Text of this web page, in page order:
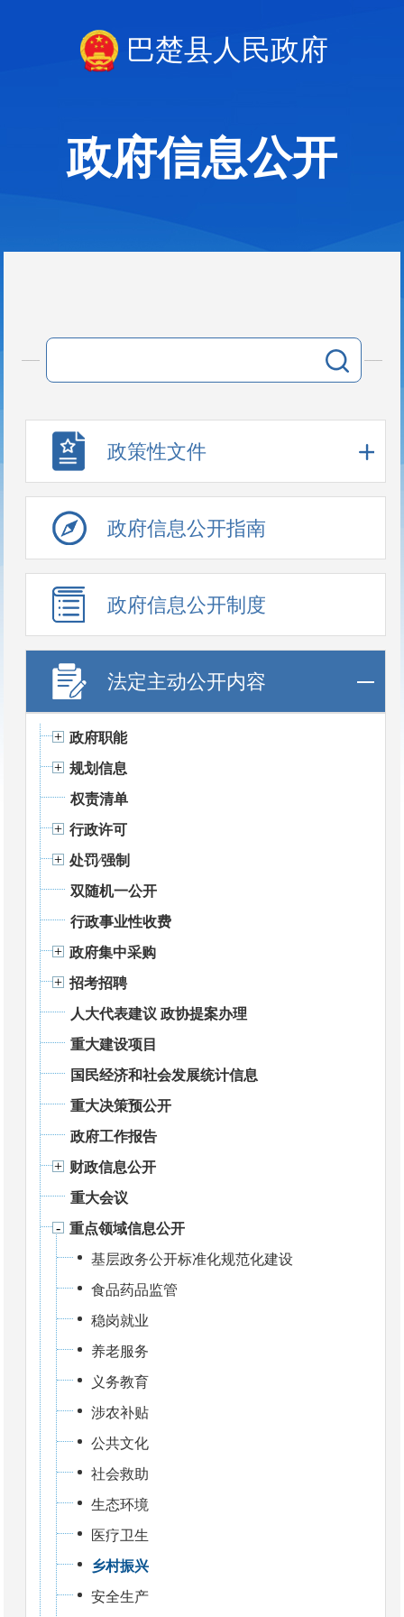
巴楚县人民政府
政府信息公开
政策性文件
政府信息公开指南
政府信息公开制度
法定主动公开内容
政府职能
规划信息
权责清单
行政许可
处罚⁄强制
双随机一公开
行政事业性收费
政府集中采购
招考招聘
人大代表建议 政协提案办理
重大建设项目
国民经济和社会发展统计信息
重大决策预公开
政府工作报告
财政信息公开
重大会议
重点领域信息公开
基层政务公开标准化规范化建设
食品药品监管
稳岗就业
养老服务
义务教育
涉农补贴
公共文化
社会救助
生态环境
医疗卫生
乡村振兴
安全生产